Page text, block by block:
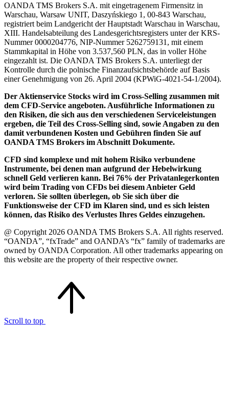
OANDA TMS Brokers S.A. mit eingetragenem Firmensitz in
Warschau, Warsaw UNIT, Daszyńskiego 1, 00-843 Warschau,
registriert beim Landgericht der Hauptstadt Warschau in Warschau,
XIII. Handelsabteilung des Landesgerichtsregisters unter der KRS-
Nummer 0000204776, NIP-Nummer 5262759131, mit einem
Stammkapital in Höhe von 3.537,560 PLN, das in voller Höhe
eingezahlt ist. Die OANDA TMS Brokers S.A. unterliegt der
Kontrolle durch die polnische Finanzaufsichtsbehörde auf Basis
einer Genehmigung von 26. April 2004 (KPWiG-4021-54-1/2004).
Der Aktienservice Stocks wird im Cross-Selling zusammen mit
dem CFD-Service angeboten. Ausführliche Informationen zu
den Risiken, die sich aus den verschiedenen Serviceleistungen
ergeben, die Teil des Cross-Selling sind, sowie Angaben zu den
damit verbundenen Kosten und Gebühren finden Sie auf
OANDA TMS Brokers im Abschnitt Dokumente.
CFD sind komplexe und mit hohem Risiko verbundene
Instrumente, bei denen man aufgrund der Hebelwirkung
schnell Geld verlieren kann. Bei 76% der Privatanlegerkonten
wird beim Trading von CFDs bei diesem Anbieter Geld
verloren. Sie sollten überlegen, ob Sie sich über die
Funktionsweise der CFD im Klaren sind, und es sich leisten
können, das Risiko des Verlustes Ihres Geldes einzugehen.
@ Copyright 2026 OANDA TMS Brokers S.A. All rights reserved.
“OANDA”, “fxTrade” and OANDA’s “fx” family of trademarks are
owned by OANDA Corporation. All other trademarks appearing on
this website are the property of their respective owner.
Scroll to top